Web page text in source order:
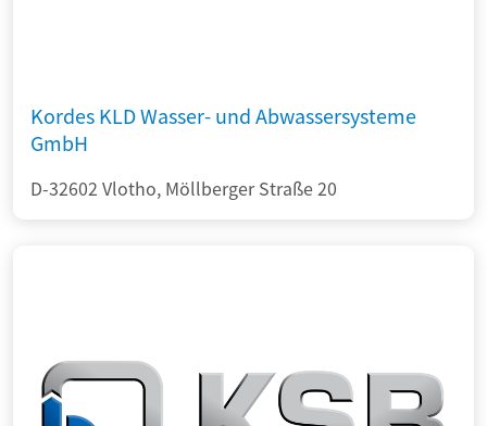
Kordes KLD Wasser- und Abwassersysteme
GmbH
D-32602 Vlotho, Möllberger Straße 20